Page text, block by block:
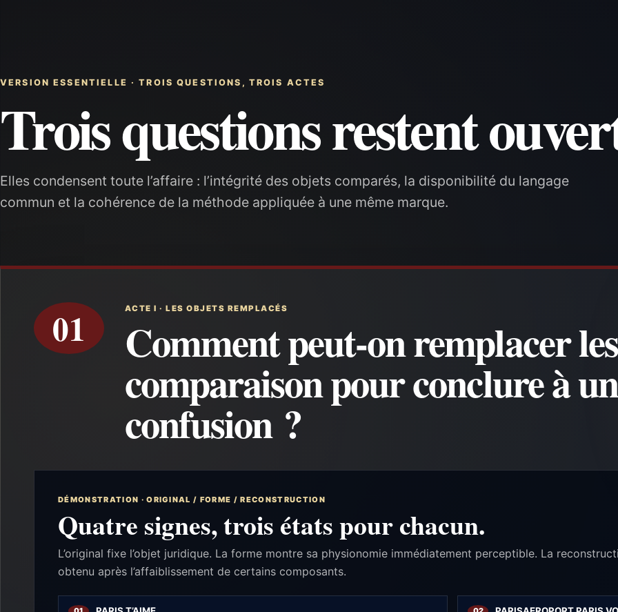
VERSION ESSENTIELLE · TROIS QUESTIONS, TROIS ACTES
Trois questions restent
Elles condensent toute l’affaire : l’intégrité des objets comparés, la disponibilité du langage
commun et la cohérence de la méthode appliquée à une même marque.
01 ACTE I · LES OBJETS REMPLACÉS
Comment peut-on remplacer
comparaison pour conclure à
confusion ?
DÉMONSTRATION · ORIGINAL / FORME / RECONSTRUCTION
Quatre signes, trois états pour chacun.
L’original fixe l’objet juridique. La forme montre sa physionomie immédiatement perceptible. La
obtenu après l’affaiblissement de certains composants.